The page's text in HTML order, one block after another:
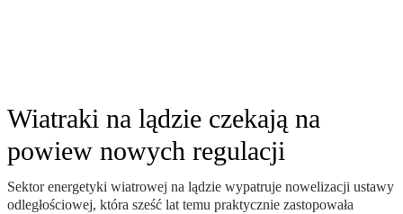
Wiatraki na lądzie czekają na
powiew nowych regulacji
Sektor energetyki wiatrowej na lądzie wypatruje nowelizacji ustawy
odległościowej, która sześć lat temu praktycznie zastopowała